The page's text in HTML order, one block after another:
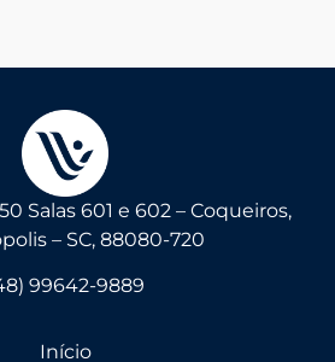
Salas 601 e 602 – Coqueiros,
– SC, 88080-720
99642-9889
Início